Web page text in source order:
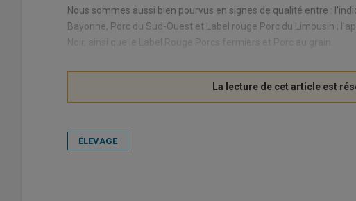
Nous sommes aussi bien pourvus en signes de qualité entre :
Bayonne, Porc du Sud-Ouest et Label rouge Porc du Limousin ;
Noir, ainsi que le Label Rouge Porcs fermiers et Porc au grain.
ÉLEVAGE